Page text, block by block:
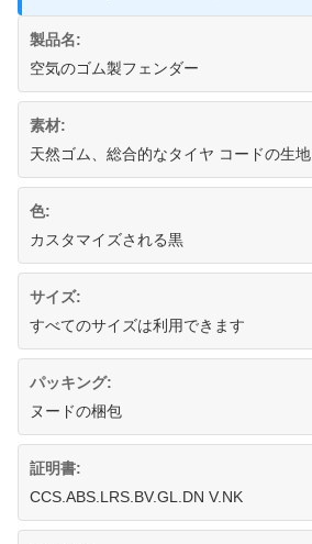
製品名:
空気のゴム製フェンダー
素材:
天然ゴム、総合的なタイヤ コードの生地
色:
カスタマイズされる黒
サイズ:
すべてのサイズは利用できます
パッキング:
ヌードの梱包
証明書:
CCS.ABS.LRS.BV.GL.DN V.NK